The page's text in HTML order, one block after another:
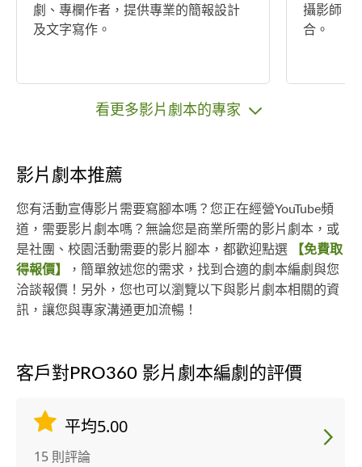
劇、專欄作者，提供專業的簡報設計
及文字寫作。
攝影師、
合。
看更多影片劇本的專家
影片劇本推薦
您有活動宣傳影片需要寫腳本嗎？您正在經營YouTube頻
道，需要影片劇本嗎？無論您是商業所需的影片劇本，或
是社團、校園活動需要的影片腳本，都歡迎點選
【免費取
得報價】
，簡單敘述您的需求，找到合適的劇本編劇與您
洽談報價！另外，您也可以瀏覽以下與影片劇本相關的資
訊，讓您與專家溝通更加流暢！
客戶對PRO360 影片劇本編劇的評價
平均5.00
15 則評論